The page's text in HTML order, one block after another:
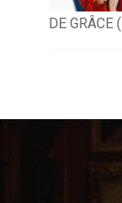
DE GRÂCE